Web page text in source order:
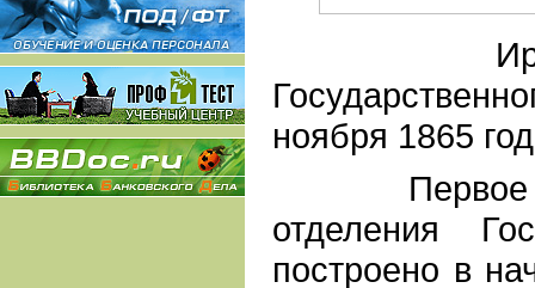
ноября 1865
Первое
отделения
построено в